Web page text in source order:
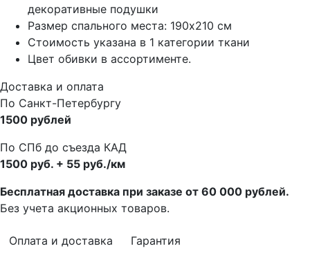
декоративные подушки
Размер спального места: 190х210 см
Стоимость указана в 1 категории ткани
Цвет обивки в ассортименте.
Доставка и оплата
По Санкт-Петербургу
1500 рублей
По СПб до съезда КАД
1500 руб. + 55 руб./км
Бесплатная доставка при заказе от 60 000 рублей.
Без учета акционных товаров.
Оплата и доставка Гарантия